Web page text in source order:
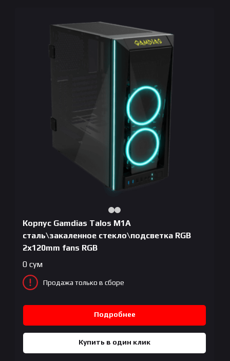
Корпус Gamdias Talos M1A
сталь\закаленное стекло\подсветка RGB
2x120mm fans RGB
0 сум
Продажа только в сборе
Подробнее
Купить в один клик